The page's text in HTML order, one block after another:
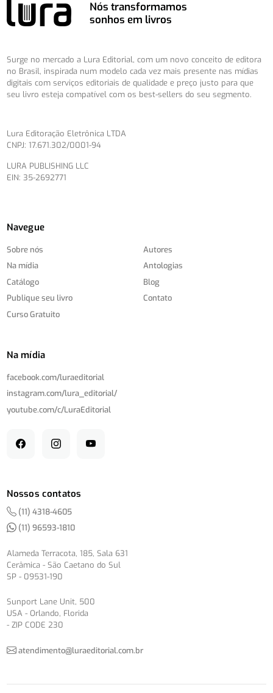
Nós transformamos
sonhos em livros
Surge no mercado a Lura Editorial, com um novo conceito de editora
no Brasil, inspirada num modelo cada vez mais presente nas mídias
digitais com serviços editoriais de qualidade e preço justo para que
seu livro esteja compatível com os best-sellers do seu segmento.
Lura Editoração Eletrônica LTDA
CNPJ: 17.671.302/0001-94
LURA PUBLISHING LLC
EIN: 35-2692771
Navegue
Sobre nós
Na mídia
Catálogo
Publique seu livro
Curso Gratuito
Autores
Antologias
Blog
Contato
Na mídia
facebook.com/luraeditorial
instagram.com/lura_editorial/
youtube.com/c/LuraEditorial
Nossos contatos
(11) 4318-4605
(11) 96593-1810
Alameda Terracota, 185, Sala 631
Cerâmica - São Caetano do Sul
SP - 09531-190
Sunport Lane Unit, 500
USA - Orlando, Florida
- ZIP CODE 230
atendimento@luraeditorial.com.br